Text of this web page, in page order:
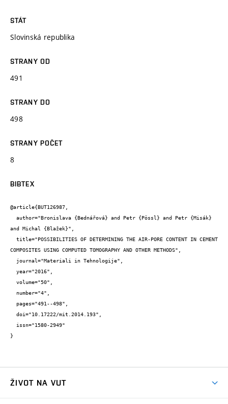
STÁT
Slovinská republika
STRANY OD
491
STRANY DO
498
STRANY POČET
8
BIBTEX
@article{BUT126987,
and Michal {Blažek}",
COMPOSITES USING COMPUTED TOMOGRAPHY AND OTHER METHODS",
}
ŽIVOT NA VUT